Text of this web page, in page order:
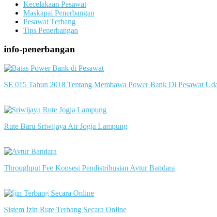
Kecelakaan Pesawat
Maskapai Penerbangan
Pesawat Terbang
Tips Penerbangan
info-penerbangan
SE 015 Tahun 2018 Tentang Membawa Power Bank Di Pesawat
Rute Baru Sriwijaya Air Jogja Lampung
Throughput Fee Konsesi Pendistribusian Avtur Bandara
Sistem Izin Rute Terbang Secara Online